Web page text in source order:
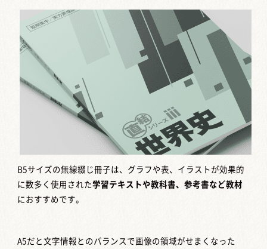
B5サイズの無線綴じ冊子は、グラフや表、イラストが効果的
に数多く使用された学習テキストや教科書、参考書など教材
におすすめです。
A5だと文字情報とのバランスで画像の領域がせまくなった